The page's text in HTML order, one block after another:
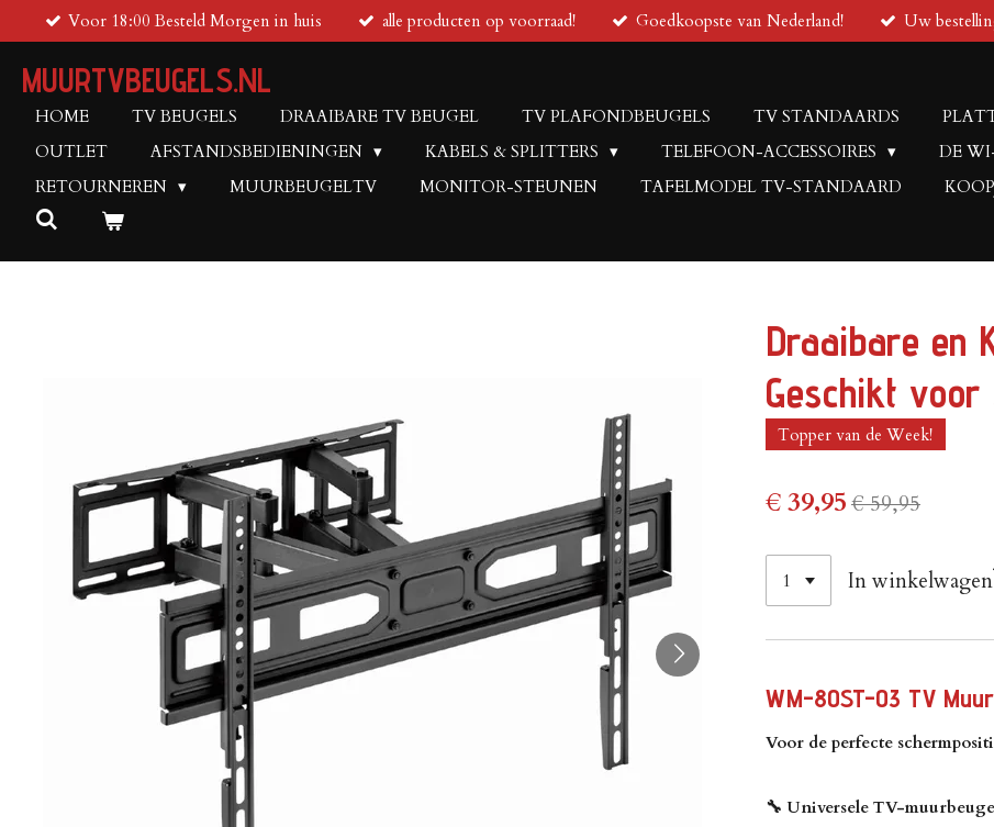
direct
naar
de
hoofdinhoud
Voor 18:00 Besteld Morgen in huis alle producten op voorraad! Goedkoopste van Nederland! Uw
MUURTVBEUGELS.NL
HOME TV BEUGELS DRAAIBARE TV BEUGEL TV PLAFONDBEUGELS TV STANDAARDS
OUTLET
AFSTANDSBEDIENINGEN KABELS & SPLITTERS TELEFOON-ACCESSOIRES DE
RETOURNEREN
MUURBEUGELTV MONITOR-STEUNEN TAFELMODEL TV-STANDAARD
Draaibare en
Geschikt voor
Topper van de Week!
€ 39,95€ 59,95
In winkelwagen
WM-80ST-03 TV
Voor de perfecte
🔧 Universele TV-